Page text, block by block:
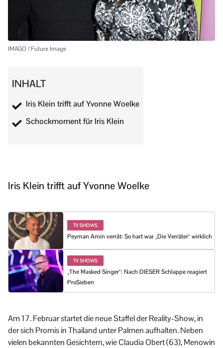
IMAGO / Future Image
INHALT
Iris Klein trifft auf Yvonne Woelke
Schockmoment für Iris Klein
Iris Klein trifft auf Yvonne Woelke
TV SHOWS
Peyman Amin verrät: So hart war „Die Verräter“ wirklich
TV SHOWS
„The Masked Singer“: Nach DIESER Schlappe reagiert
ProSieben
Am 17. Februar startet die neue Staffel der Reality-Show, in
der sich Promis in Thailand unter Palmen aufhalten. Neben
vielen bekannten Gesichtern, wie Claudia Obert (63), Menowin